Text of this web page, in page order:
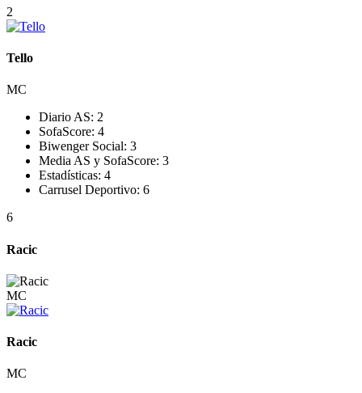
2
Tello
MC
Diario AS: 2
SofaScore: 4
Biwenger Social: 3
Media AS y SofaScore: 3
Estadísticas: 4
Carrusel Deportivo: 6
6
Racic
MC
Racic
MC